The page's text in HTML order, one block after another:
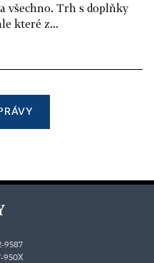
všechno. Trh s doplňky
které z...
9587
950X